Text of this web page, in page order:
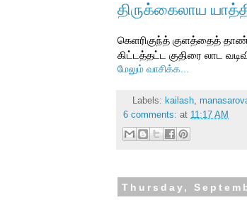
திருக்கைலாய
கெளரிகுந்த் குளத்தைத்
கிட்டத்தட்ட குதிரை லாட
மேலும் வாசிக்க...
Labels: kailash,
6 comments: at 11:17 AM
Thursday,